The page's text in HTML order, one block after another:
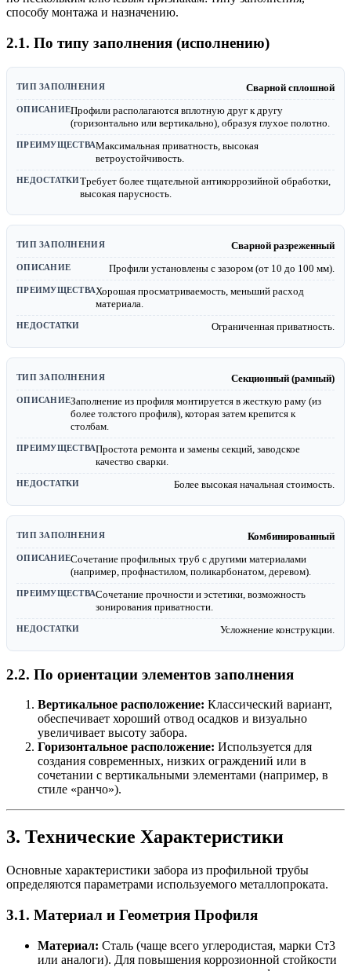
способу монтажа и назначению.
2.1. По типу заполнения (исполнению)
Сварной сплошной
Профили располагаются вплотную друг к другу
(горизонтально или вертикально), образуя глухое полотно.
Максимальная приватность, высокая
ветроустойчивость.
Требует более тщательной антикоррозийной обработки,
высокая парусность.
Сварной разреженный
Профили установлены с зазором (от 10 до 100 мм).
Хорошая просматриваемость, меньший расход
материала.
Ограниченная приватность.
Секционный (рамный)
Заполнение из профиля монтируется в жесткую раму (из
более толстого профиля), которая затем крепится к
столбам.
Простота ремонта и замены секций, заводское
качество сварки.
Более высокая начальная стоимость.
Комбинированный
Сочетание профильных труб с другими материалами
(например, профнастилом, поликарбонатом, деревом).
Сочетание прочности и эстетики, возможность
зонирования приватности.
Усложнение конструкции.
2.2. По ориентации элементов заполнения
Вертикальное расположение: Классический вариант,
обеспечивает хороший отвод осадков и визуально
увеличивает высоту забора.
Горизонтальное расположение: Используется для
создания современных, низких ограждений или в
сочетании с вертикальными элементами (например, в
стиле «ранчо»).
3. Технические Характеристики
Основные характеристики забора из профильной трубы
определяются параметрами используемого металлопроката.
3.1. Материал и Геометрия Профиля
Материал: Сталь (чаще всего углеродистая, марки Ст3
или аналоги). Для повышения коррозионной стойкости